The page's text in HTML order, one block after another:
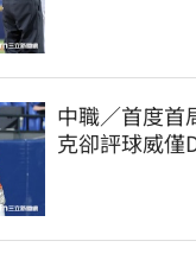
中職／首度首
克卻評球威